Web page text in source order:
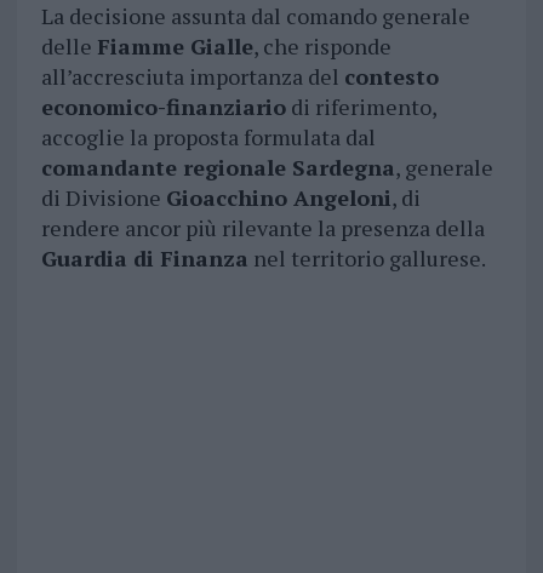
La decisione assunta dal comando generale
delle Fiamme Gialle, che risponde
all’accresciuta importanza del contesto
economico-finanziariodi riferimento,
accoglie la proposta formulata dal
comandante regionale Sardegna, generale
di Divisione Gioacchino Angeloni, di
rendere ancor più rilevante la presenza della
Guardia di Finanza nel territorio gallurese.